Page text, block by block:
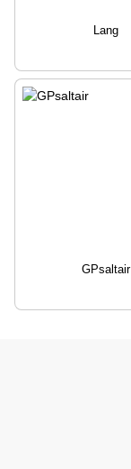
Lang
GPsaltair